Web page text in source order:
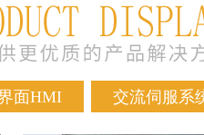
面HMI 交流伺服系